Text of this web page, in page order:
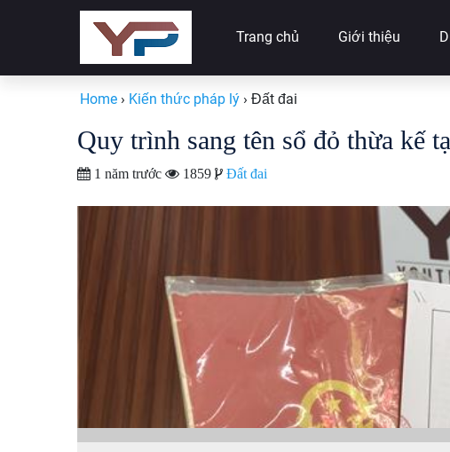
Trang chủ Giới thiệu
Home › Kiến thức pháp lý › Đất đai
Quy trình sang tên sổ đỏ thừa kế
1 năm trước 1859 Đất đai